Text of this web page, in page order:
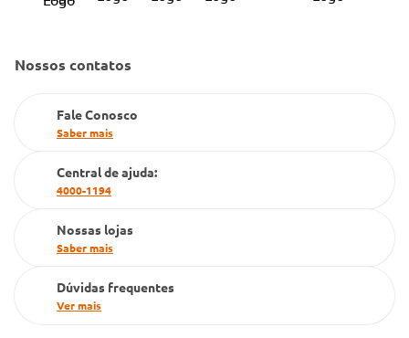
Dúvidas Frequentes
Cartão Grupo Conde
Televendas
Nossos contatos
Fale Conosco
Saber mais
Central de ajuda:
4000-1194
Nossas lojas
Saber mais
Dúvidas frequentes
Ver mais